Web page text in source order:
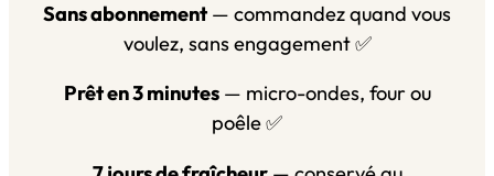
Sans abonnement — commandez quand vous
voulez, sans engagement ✅
Prêt en 3 minutes— micro-ondes, four ou
poêle ✅